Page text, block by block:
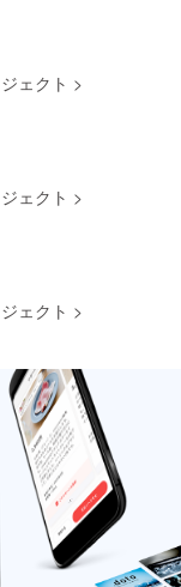
ローを
お願い
紙に記
載して
鯖での
はXのID
をご記
入くだ
さい。
ェクト >
ェクト >
ェクト >